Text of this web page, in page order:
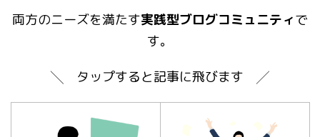
両方のニーズを満たす実践型ブログコミュニティで
す。
╲ タップすると記事に飛びます ╱